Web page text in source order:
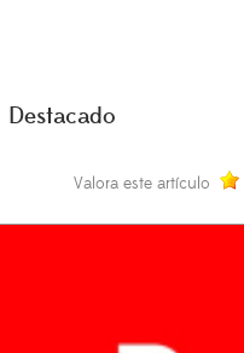
Destacado
Valora este artículo